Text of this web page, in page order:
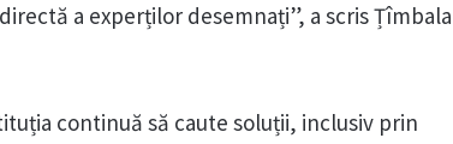
a experților desemnați”, a scris
continuă să caute soluții, inclusiv prin